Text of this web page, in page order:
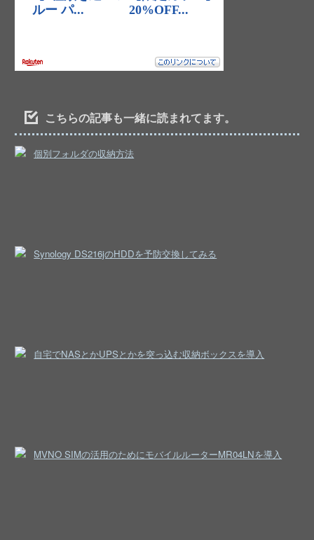
こちらの記事も一緒に読まれてます。
個別フォルダの収納方法
Synology DS216jのHDDを予防交換してみる
自宅でNASとかUPSとかを突っ込む収納ボックスを導入
MVNO SIMの活用のためにモバイルルーターMR04LNを導入